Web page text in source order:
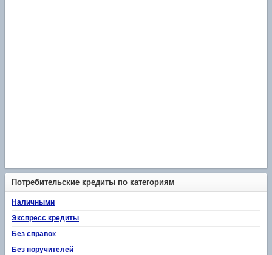
Потребительские кредиты по категориям
Наличными
Экспресс кредиты
Без справок
Без поручителей